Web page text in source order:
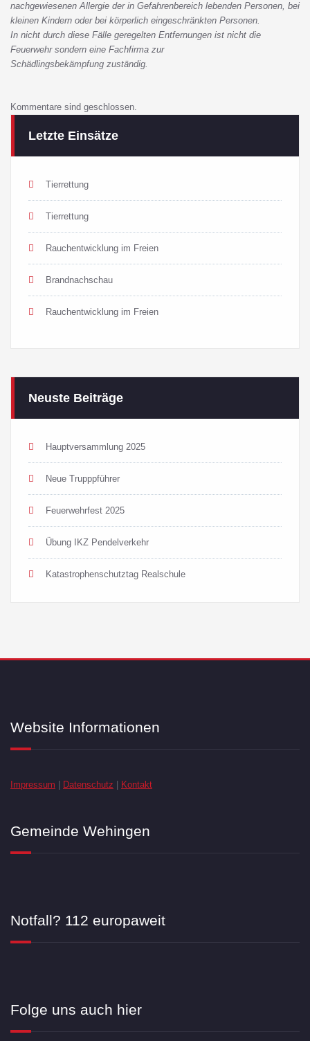
nachgewiesenen Allergie der in Gefahrenbereich lebenden Personen, bei
kleinen Kindern oder bei körperlich eingeschränkten Personen.
In nicht durch diese Fälle geregelten Entfernungen ist nicht die
Feuerwehr sondern eine Fachfirma zur
Schädlingsbekämpfung zuständig.
Kommentare sind geschlossen.
Letzte Einsätze
Tierrettung
Tierrettung
Rauchentwicklung im Freien
Brandnachschau
Rauchentwicklung im Freien
Neuste Beiträge
Hauptversammlung 2025
Neue Trupppführer
Feuerwehrfest 2025
Übung IKZ Pendelverkehr
Katastrophenschutztag Realschule
Website Informationen
Impressum Datenschutz Kontakt
Gemeinde Wehingen
Notfall? 112 europaweit
Folge uns auch hier